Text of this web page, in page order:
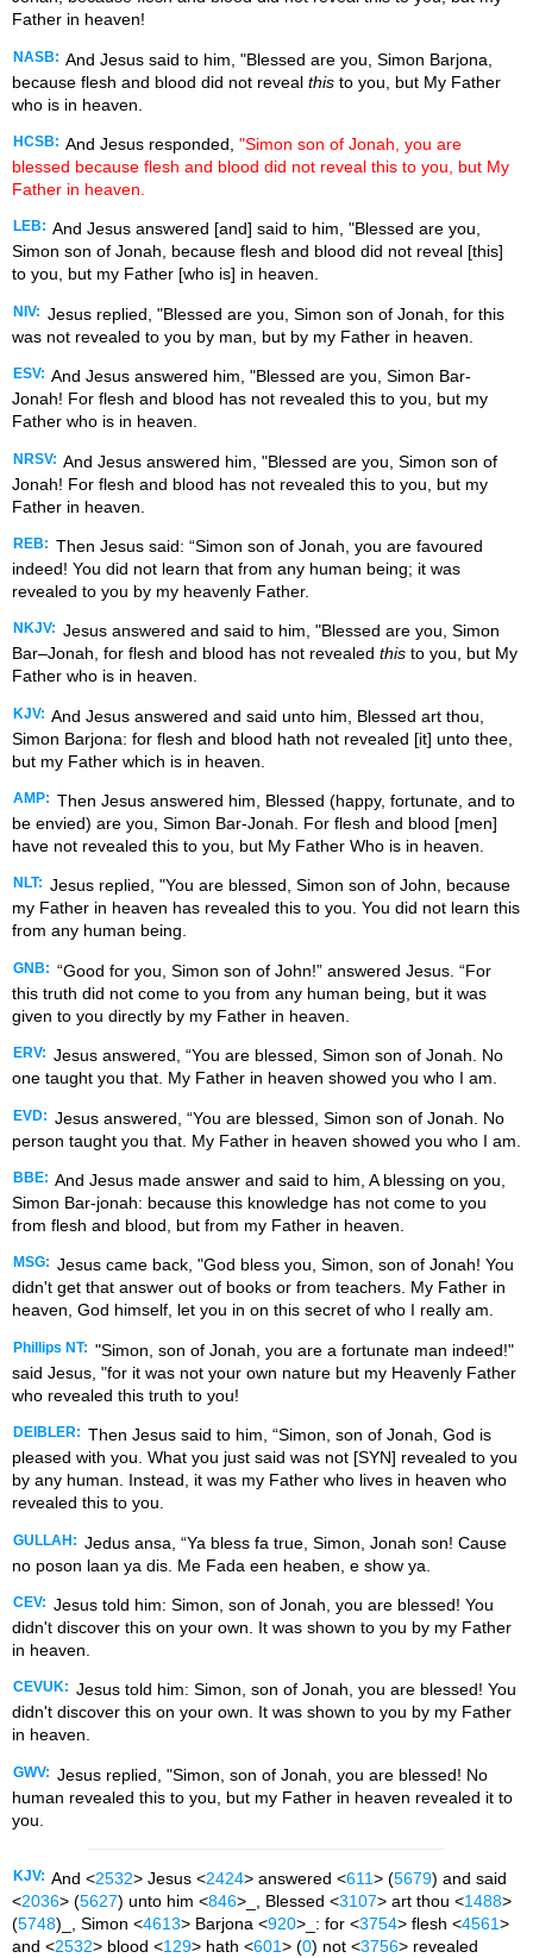
Father in heaven!
NASB: And Jesus said to him, "Blessed are you, Simon Barjona,
because flesh and blood did not reveal this to you, but My Father
who is in heaven.
HCSB: And Jesus responded, "Simon son of Jonah, you are
blessed because flesh and blood did not reveal this to you, but My
Father in heaven.
LEB: And Jesus answered [and] said to him, "Blessed are you,
Simon son of Jonah, because flesh and blood did not reveal [this]
to you, but my Father [who is] in heaven.
NIV: Jesus replied, "Blessed are you, Simon son of Jonah, for this
was not revealed to you by man, but by my Father in heaven.
ESV: And Jesus answered him, "Blessed are you, Simon Bar-
Jonah! For flesh and blood has not revealed this to you, but my
Father who is in heaven.
NRSV: And Jesus answered him, "Blessed are you, Simon son of
Jonah! For flesh and blood has not revealed this to you, but my
Father in heaven.
REB: Then Jesus said: “Simon son of Jonah, you are favoured
indeed! You did not learn that from any human being; it was
revealed to you by my heavenly Father.
NKJV: Jesus answered and said to him, "Blessed are you, Simon
Bar–Jonah, for flesh and blood has not revealed this to you, but My
Father who is in heaven.
KJV: And Jesus answered and said unto him, Blessed art thou,
Simon Barjona: for flesh and blood hath not revealed [it] unto thee,
but my Father which is in heaven.
AMP: Then Jesus answered him, Blessed (happy, fortunate, and to
be envied) are you, Simon Bar-Jonah. For flesh and blood [men]
have not revealed this to you, but My Father Who is in heaven.
NLT: Jesus replied, "You are blessed, Simon son of John, because
my Father in heaven has revealed this to you. You did not learn this
from any human being.
GNB: “Good for you, Simon son of John!” answered Jesus. “For
this truth did not come to you from any human being, but it was
given to you directly by my Father in heaven.
ERV: Jesus answered, “You are blessed, Simon son of Jonah. No
one taught you that. My Father in heaven showed you who I am.
EVD: Jesus answered, “You are blessed, Simon son of Jonah. No
person taught you that. My Father in heaven showed you who I am.
BBE: And Jesus made answer and said to him, A blessing on you,
Simon Bar-jonah: because this knowledge has not come to you
from flesh and blood, but from my Father in heaven.
MSG: Jesus came back, "God bless you, Simon, son of Jonah! You
didn't get that answer out of books or from teachers. My Father in
heaven, God himself, let you in on this secret of who I really am.
Phillips NT: "Simon, son of Jonah, you are a fortunate man indeed!"
said Jesus, "for it was not your own nature but my Heavenly Father
who revealed this truth to you!
DEIBLER: Then Jesus said to him, “Simon, son of Jonah, God is
pleased with you. What you just said was not [SYN] revealed to you
by any human. Instead, it was my Father who lives in heaven who
revealed this to you.
GULLAH: Jedus ansa, “Ya bless fa true, Simon, Jonah son! Cause
no poson laan ya dis. Me Fada een heaben, e show ya.
CEV: Jesus told him: Simon, son of Jonah, you are blessed! You
didn't discover this on your own. It was shown to you by my Father
in heaven.
CEVUK: Jesus told him: Simon, son of Jonah, you are blessed! You
didn't discover this on your own. It was shown to you by my Father
in heaven.
GWV: Jesus replied, "Simon, son of Jonah, you are blessed! No
human revealed this to you, but my Father in heaven revealed it to
you.
KJV: And <2532> Jesus <2424> answered <611> (5679) and said
<2036> (5627) unto him <846>_, Blessed <3107> art thou <1488>
(5748)_, Simon <4613> Barjona <920>_: for <3754> flesh <4561>
and <2532> blood <129> hath <601> (0) not <3756> revealed